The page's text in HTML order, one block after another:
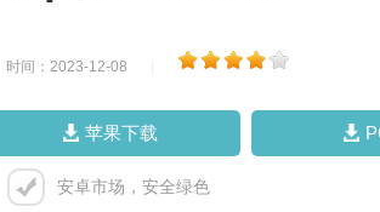
时间：2023-12-08
苹果下载
安卓市场，安全绿色